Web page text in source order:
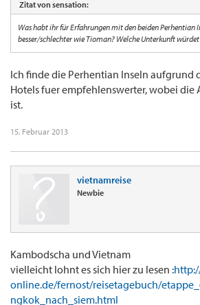
Zitat von sensation:
Was habt ihr für Erfahrungen mit den beiden Perhentian
besser/schlechter wie Tioman? Welche Unterkunft
Ich finde die Perhentian Inseln aufgrund
Hotels fuer empfehlenswerter, wobei die
ist.
15. Februar 2013
vietnamreise
Newbie
Kambodscha und Vietnam
vielleicht lohnt es sich hier zu lesen :
online.de/fernost/reisetagebuch/
ngkok_nach_siem.html